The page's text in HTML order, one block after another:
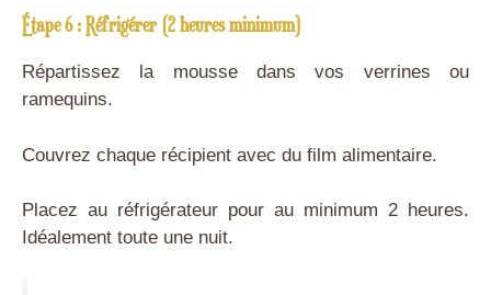
Étape 6 : Réfrigérer (2 heures minimum)
Répartissez la mousse dans vos verrines ou
ramequins.
Couvrez chaque récipient avec du film alimentaire.
Placez au réfrigérateur pour au minimum 2 heures.
Idéalement toute une nuit.